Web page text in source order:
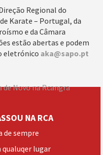
Regional do
Karate – Portugal, da
e da Câmara
estão abertas e podem
eletrónico aka@sapo.pt
NA RCA
de sempre
qualuqer lugar